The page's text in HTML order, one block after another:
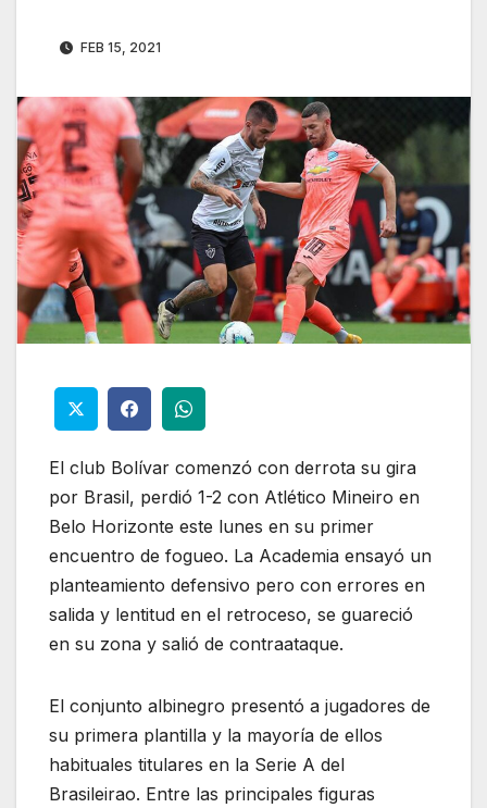
FEB 15, 2021
El club Bolívar comenzó con derrota su gira
por Brasil, perdió 1-2 con Atlético Mineiro en
Belo Horizonte este lunes en su primer
encuentro de fogueo. La Academia ensayó un
planteamiento defensivo pero con errores en
salida y lentitud en el retroceso, se guareció
en su zona y salió de contraataque.
El conjunto albinegro presentó a jugadores de
su primera plantilla y la mayoría de ellos
habituales titulares en la Serie A del
Brasileirao. Entre las principales figuras